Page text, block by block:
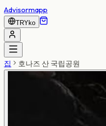
Advisormapp
TRYko
집 호나즈 산 국립공원